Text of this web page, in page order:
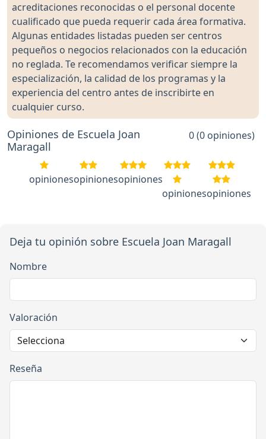
acreditaciones reconocidas o el personal docente
cualificado que pueda requerir cada área formativa.
Algunas entidades listadas pueden ser centros
pequeños o negocios relacionados con la educación
no reglada. Te recomendamos verificar siempre la
especialización, la calidad de los programas y la
experiencia del centro antes de inscribirte en
cualquier curso.
Opiniones de Escuela Joan
Maragall
0 (0 opiniones)
opinionesopinionesopiniones
opinionesopiniones
Deja tu opinión sobre Escuela Joan Maragall
Nombre
Valoración
Reseña